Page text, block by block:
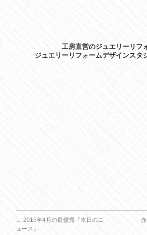
工房直営のジュエリーリフ
ジュエリーリフォームデザインス
← 2015年4月の最優秀『本日のニ
ュース』